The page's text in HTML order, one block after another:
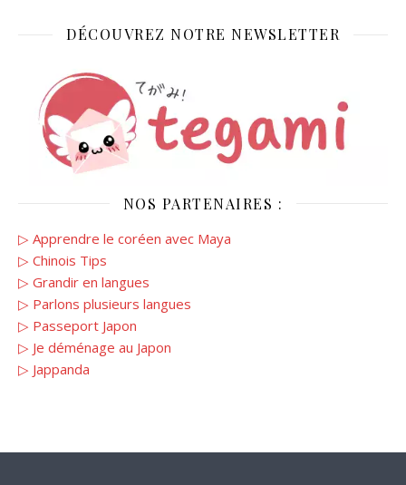
DÉCOUVREZ NOTRE NEWSLETTER
NOS PARTENAIRES :
▷ Apprendre le coréen avec Maya
▷ Chinois Tips
▷ Grandir en langues
▷ Parlons plusieurs langues
▷ Passeport Japon
▷ Je déménage au Japon
▷ Jappanda